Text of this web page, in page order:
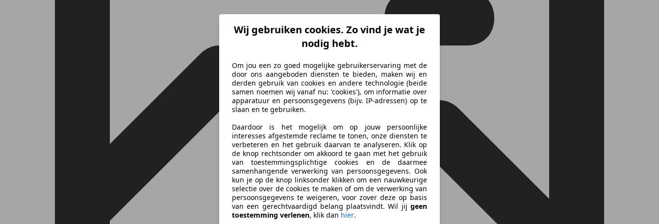
Wij gebruiken cookies. Zo vind je wat je
nodig hebt.
Om jou een zo goed mogelijke gebruikerservaring met de
door ons aangeboden diensten te bieden, maken wij en
derden gebruik van cookies en andere technologie (beide
samen noemen wij vanaf nu: 'cookies'), om informatie over
apparatuur en persoonsgegevens (bijv. IP-adressen) op te
slaan en te gebruiken.
Daardoor is het mogelijk om op jouw persoonlijke
interesses afgestemde reclame te tonen, onze diensten te
verbeteren en het gebruik daarvan te analyseren. Klik op
de knop rechtsonder om akkoord te gaan met het gebruik
van toestemmingsplichtige cookies en de daarmee
samenhangende verwerking van persoonsgegevens. Ook
kun je op de knop linksonder klikken om een nauwkeurige
selectie over de cookies te maken of om de verwerking van
persoonsgegevens te weigeren, voor zover deze op basis
van een gerechtvaardigd belang plaatsvindt. Wil jij geen
toestemming verlenen, klik dan hier.